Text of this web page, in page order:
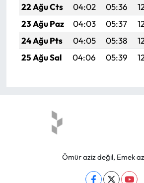
22 Ağu Cts
04:02 05:36
23 Ağu Paz
04:03 05:37
24 Ağu Pts
04:05 05:38
25 Ağu Sal
04:06 05:39
Ömür aziz değil, Emek